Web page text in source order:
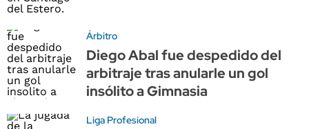
Árbitro
Diego Abal fue despedido del
arbitraje tras anularle un gol
insólito a Gimnasia
Liga Profesional